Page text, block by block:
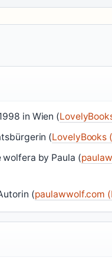
in Wien (
(LovelyBooks
by Paula (
(paulawwolf.com